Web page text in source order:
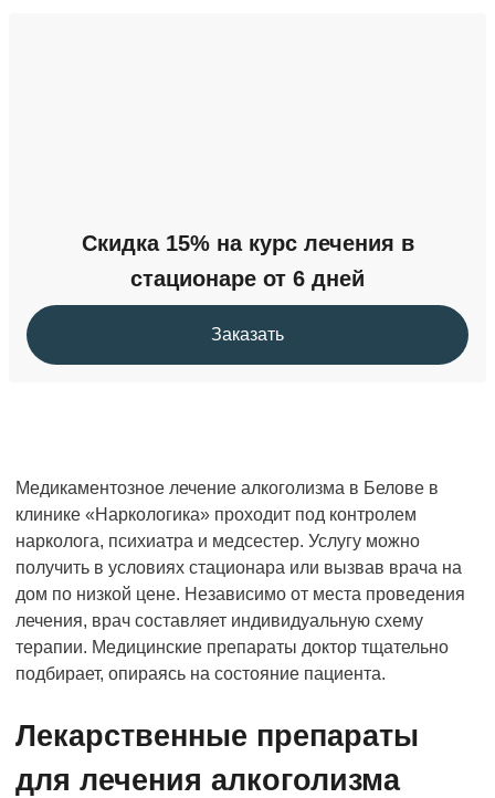
Скидка 15% на курс лечения в
стационаре от 6 дней
Заказать
Медикаментозное лечение алкоголизма в Белове в
клинике «Наркологика» проходит под контролем
нарколога, психиатра и медсестер. Услугу можно
получить в условиях стационара или вызвав врача на
дом по низкой цене. Независимо от места проведения
лечения, врач составляет индивидуальную схему
терапии. Медицинские препараты доктор тщательно
подбирает, опираясь на состояние пациента.
Лекарственные препараты
для лечения алкоголизма